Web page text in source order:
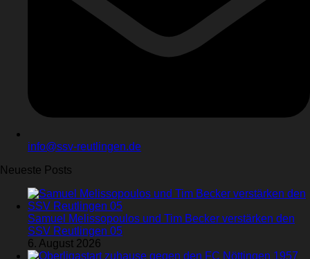
info@ssv-reutlingen.de
Neueste Posts
Samuel Melissopoulos und Tim Becker verstärken den
SSV Reutlingen 05
6. August 2026